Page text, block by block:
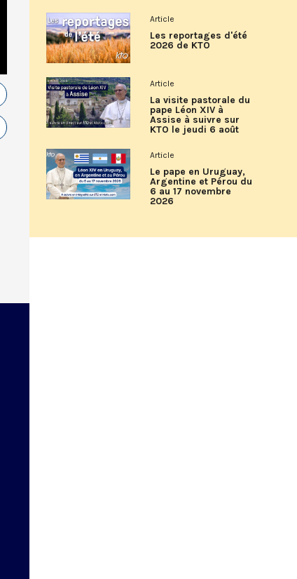
Article
Les reportages d'été
2026 de KTO
Article
La visite pastorale du
pape Léon XIV à
Assise à suivre sur
KTO le jeudi 6 août
Article
Le pape en Uruguay,
Argentine et Pérou du
6 au 17 novembre
2026